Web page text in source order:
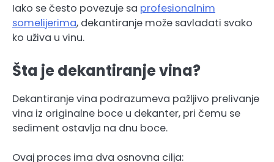
Iako se često povezuje sa profesionalnim
somelijerima, dekantiranje može savladati svako
ko uživa u vinu.
Šta je dekantiranje vina?
Dekantiranje vina podrazumeva pažljivo prelivanje
vina iz originalne boce u dekanter, pri čemu se
sediment ostavlja na dnu boce.
Ovaj proces ima dva osnovna cilja: